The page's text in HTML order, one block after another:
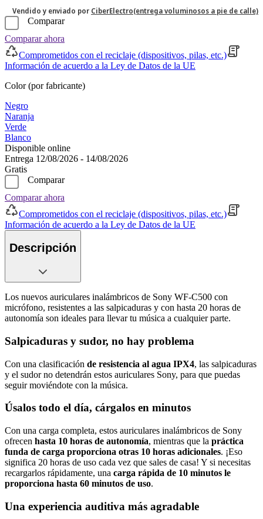
Vendido y enviado por CiberElectro(entrega voluminosos a pie de calle)
Comparar
Comparar ahora
Comprometidos con el reciclaje (dispositivos, pilas, etc.)
Información de acuerdo a la Ley de Datos de la UE
Color (por fabricante)
Negro
Naranja
Verde
Blanco
Disponible online
Entrega 12/08/2026 - 14/08/2026
Gratis
Comparar
Comparar ahora
Comprometidos con el reciclaje (dispositivos, pilas, etc.)
Información de acuerdo a la Ley de Datos de la UE
Descripción
Los nuevos auriculares inalámbricos de Sony WF-C500 con
micrófono, resistentes a las salpicaduras y con hasta 20 horas de
autonomía son ideales para llevar tu música a cualquier parte.
Salpicaduras y sudor, no hay problema
Con una clasificación de resistencia al agua IPX4, las salpicaduras
y el sudor no detendrán estos auriculares Sony, para que puedas
seguir moviéndote con la música.
Úsalos todo el día, cárgalos en minutos
Con una carga completa, estos auriculares inalámbricos de Sony
ofrecen hasta 10 horas de autonomía, mientras que la práctica
funda de carga proporciona otras 10 horas adicionales. ¡Eso
significa 20 horas de uso cada vez que sales de casa! Y si necesitas
recargarlos rápidamente, una carga rápida de 10 minutos le
proporciona hasta 60 minutos de uso.
Una experiencia auditiva más agradable